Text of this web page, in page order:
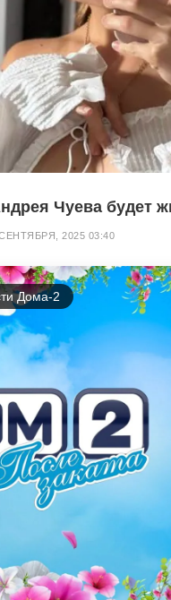
Чуева будет
2025 03:40
Дома-2